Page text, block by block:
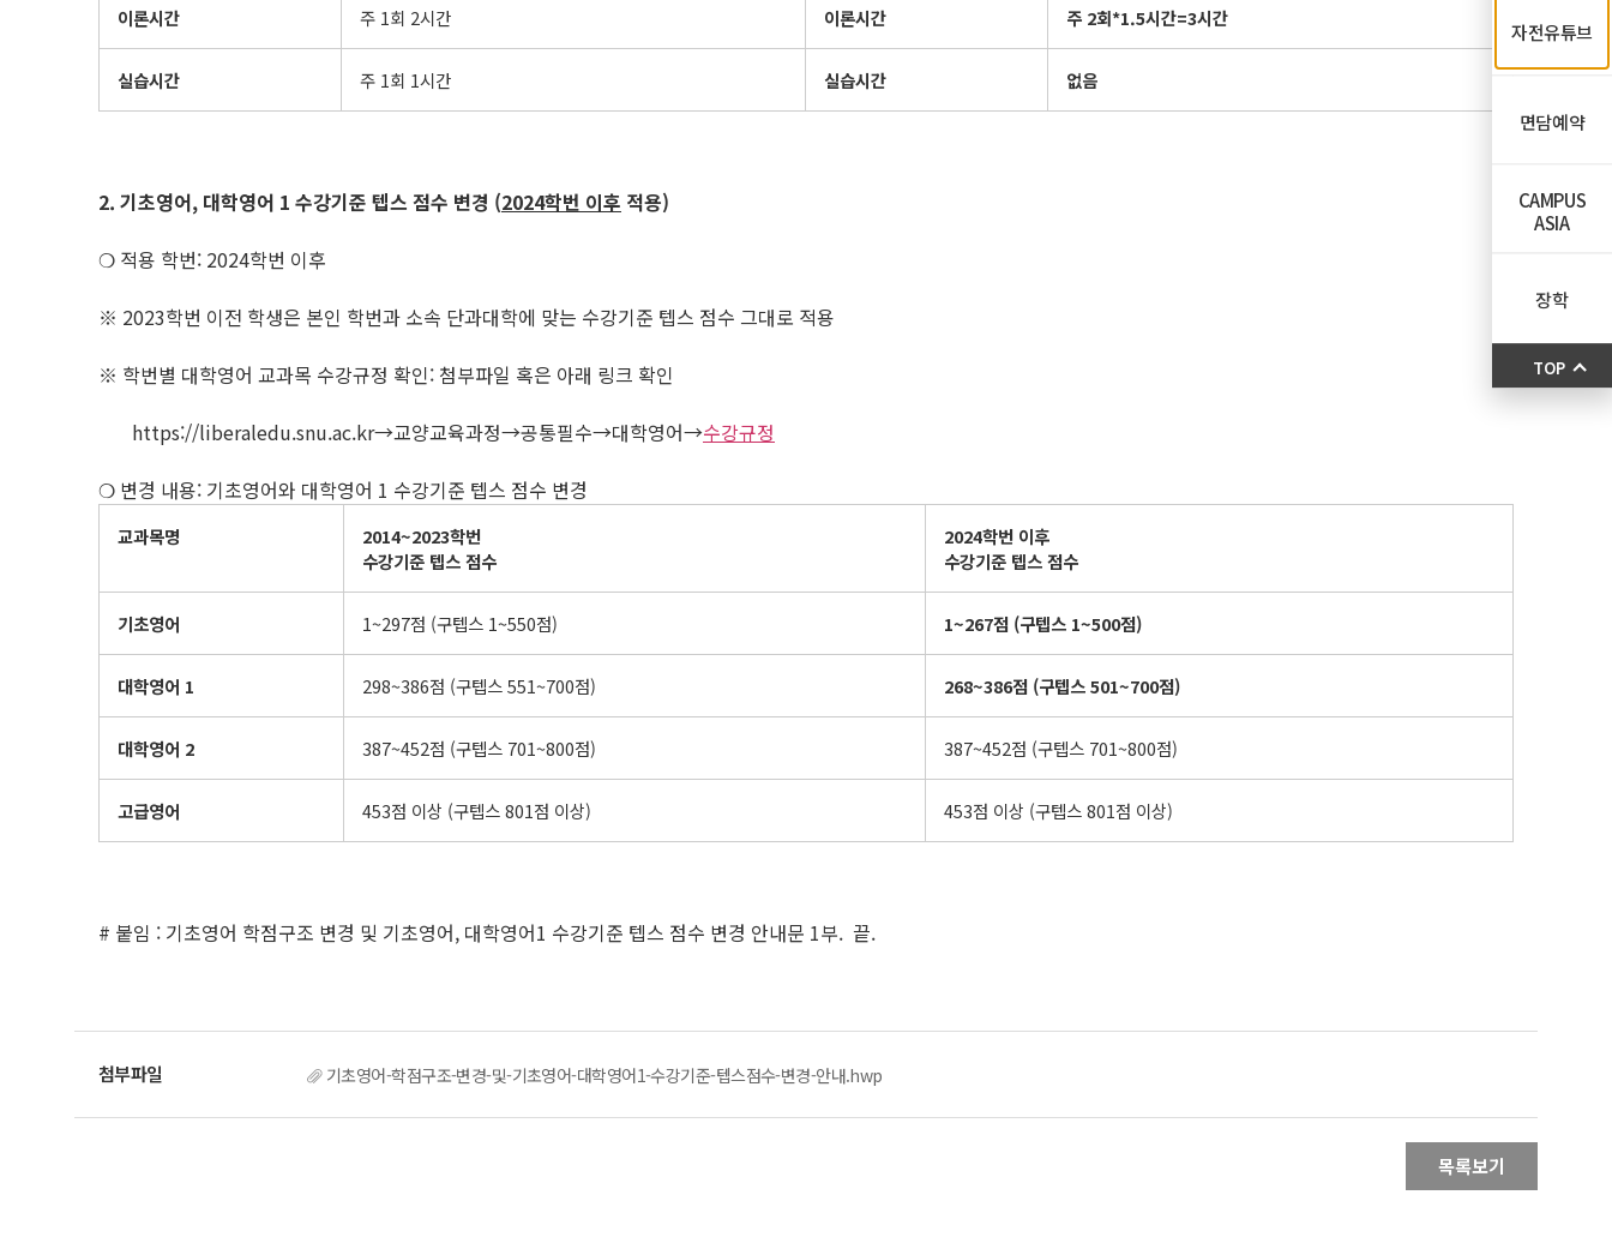
이론시간 주 1회 2시간 이론시간 주 2회*1.5시간=3시간
실습시간 주 1회 1시간 실습시간 없음
2. 기초영어, 대학영어 1 수강기준 텝스 점수 변경 (2024학번 이후 적용)
❍ 적용 학번: 2024학번 이후
※ 2023학번 이전 학생은 본인 학번과 소속 단과대학에 맞는 수강기준 텝스 점수 그대로 적용
※ 학번별 대학영어 교과목 수강규정 확인: 첨부파일 혹은 아래 링크 확인
https://liberaledu.snu.ac.kr→교양교육과정→공통필수→대학영어→수강규정
❍ 변경 내용: 기초영어와 대학영어 1 수강기준 텝스 점수 변경
교과목명 2014~2023학번
수강기준 텝스 점수
2024학번 이후
수강기준 텝스 점수
기초영어 1~297점 (구텝스 1~550점) 1~267점 (구텝스 1~500점)
대학영어 1 298~386점 (구텝스 551~700점) 268~386점 (구텝스501~700점)
대학영어 2 387~452점 (구텝스 701~800점) 387~452점 (구텝스 701~800점)
고급영어 453점 이상 (구텝스 801점 이상) 453점 이상 (구텝스 801점 이상)
# 붙임 : 기초영어 학점구조 변경 및 기초영어, 대학영어1 수강기준 텝스 점수 변경 안내문 1부. 끝.
기초영어-학점구조-변경-및-기초영어-대학영어1-수강기준-텝스점수-변경-안내.hwp
목록보기
자전유튜브
면담예약
CAMPUS
ASIA
장학
TOP